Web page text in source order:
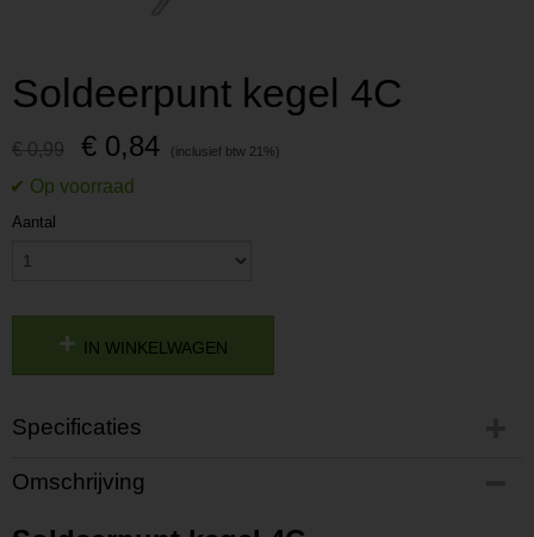
Soldeerpunt kegel 4C
€ 0,99 € 0,84
Aantal
IN WINKELWAGEN
Specificaties
Productcode
P201805281645
Omschrijving